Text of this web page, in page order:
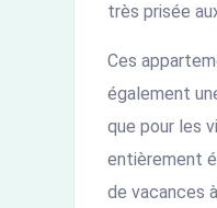
très prisée
Ces
également
que pour les
entièrement
de vacances